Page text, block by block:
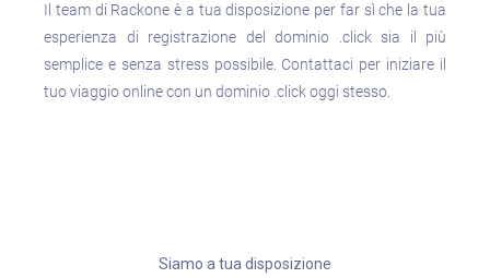
Il team di Rackone è a tua disposizione per far sì che la tua
esperienza di registrazione del dominio .click sia il più
semplice e senza stress possibile. Contattaci per iniziare il
tuo viaggio online con un dominio .click oggi stesso.
Siamo a tua disposizione